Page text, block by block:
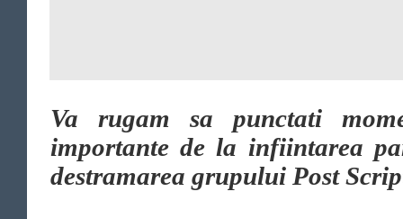
Va rugam sa punctati
importante de la infiintarea
destramarea grupului Post